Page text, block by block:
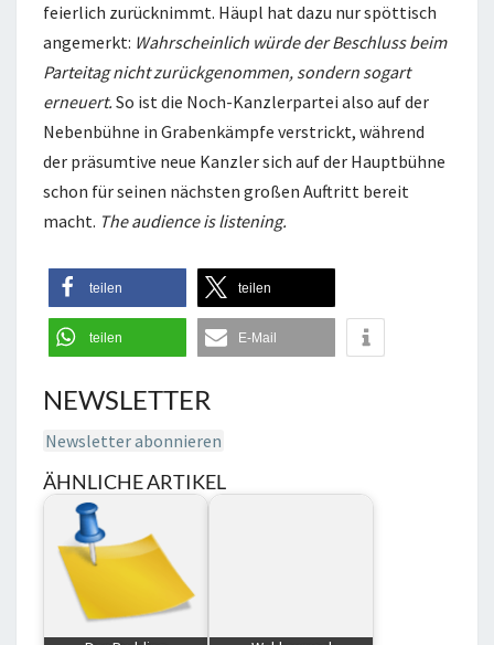
feierlich zurücknimmt. Häupl hat dazu nur spöttisch
angemerkt: Wahrscheinlich würde der Beschluss beim
Parteitag nicht zurückgenommen, sondern sogart
erneuert. So ist die Noch-Kanzlerpartei also auf der
Nebenbühne in Grabenkämpfe verstrickt, während
der präsumtive neue Kanzler sich auf der Hauptbühne
schon für seinen nächsten großen Auftritt bereit
macht. The audience is listening.
teilen teilen
teilen E-Mail
NEWSLETTER
Newsletter abonnieren
ÄHNLICHE ARTIKEL